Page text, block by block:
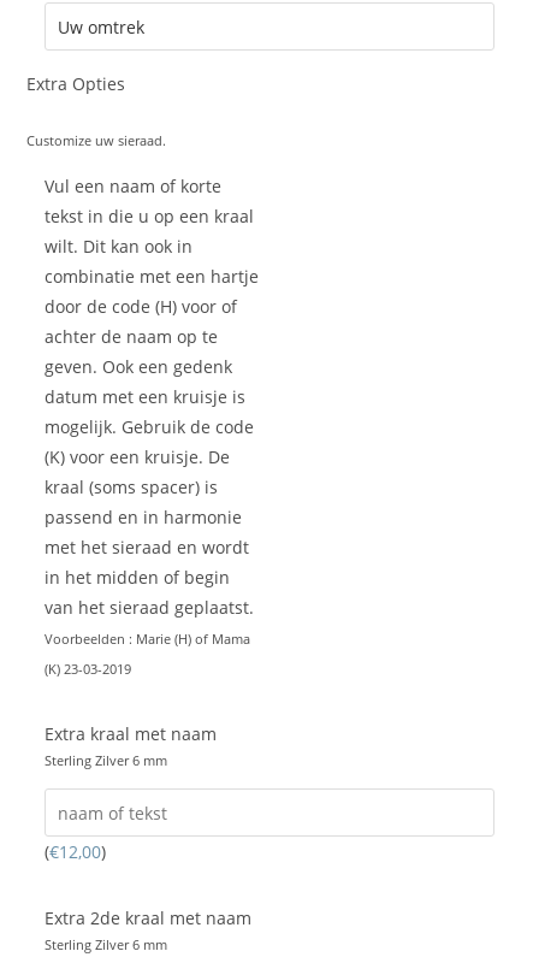
Extra Opties
Customize uw sieraad.
Vul een naam of korte
tekst in die u op een kraal
wilt. Dit kan ook in
combinatie met een hartje
door de code (H) voor of
achter de naam op te
geven. Ook een gedenk
datum met een kruisje is
mogelijk. Gebruik de code
(K) voor een kruisje. De
kraal (soms spacer) is
passend en in harmonie
met het sieraad en wordt
in het midden of begin
van het sieraad geplaatst.
Voorbeelden : Marie (H) of Mama
(K) 23-03-2019
Extra kraal met naam
Sterling Zilver 6 mm
(€12,00)
Extra 2de kraal met naam
Sterling Zilver 6 mm